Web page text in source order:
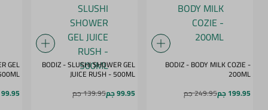
BODIZ - BODY MILK COZIE -
200ML
199.95 جم
249.95 جم
BODIZ - SLUSHI SHOWER GEL
JUICE RUSH - 500ML
99.95 جم
139.95 جم
GEL
DAZE - 500ML
99.95 جم